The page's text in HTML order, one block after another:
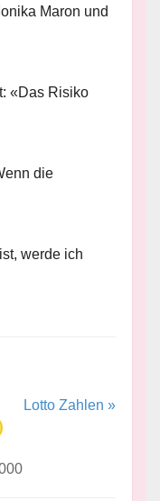
Maron und
«Das Risiko
die
werde ich
Lotto Zahlen »